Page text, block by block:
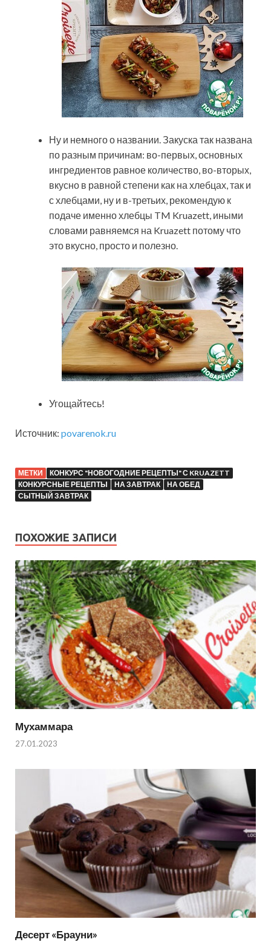
Ну и немного о названии. Закуска так названа
по разным причинам: во-первых, основных
ингредиентов равное количество, во-вторых,
вкусно в равной степени как на хлебцах, так и
с хлебцами, ну и в-третьих, рекомендую к
подаче именно хлебцы TM Kruazett, иными
словами равняемся на Kruazett потому что
это вкусно, просто и полезно.
Угощайтесь!
Источник: povarenok.ru
МЕТКИ
КОНКУРС "НОВОГОДНИЕ РЕЦЕПТЫ" С KRUAZETT
КОНКУРСНЫЕ РЕЦЕПТЫ
НА ЗАВТРАК
НА ОБЕД
СЫТНЫЙ ЗАВТРАК
ПОХОЖИЕ ЗАПИСИ
Мухаммара
27.01.2023
Десерт «Брауни»